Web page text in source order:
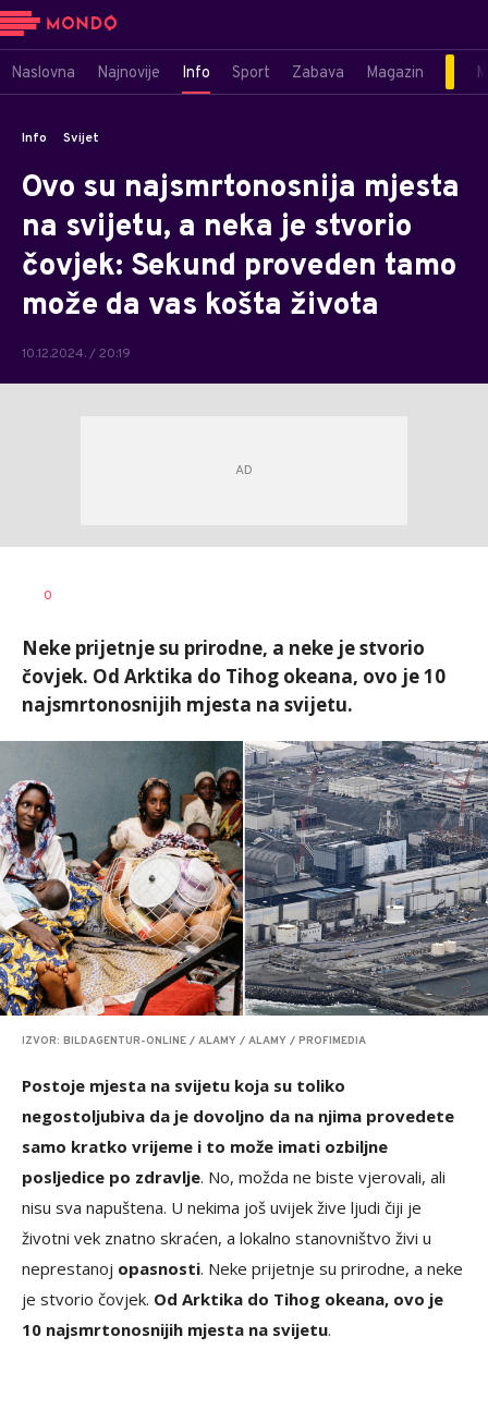
Naslovna Najnovije Info Sport Zabava Magazin
Info Svijet
Ovo su najsmrtonosnija mjesta
na svijetu, a neka je stvorio
čovjek: Sekund proveden tamo
može da vas košta života
10.12.2024. / 20:19
AUTOR
0
Neke prijetnje su prirodne, a neke je stvorio
čovjek. Od Arktika do Tihog okeana, ovo je 10
najsmrtonosnijih mjesta na svijetu.
IZVOR: BILDAGENTUR-ONLINE / ALAMY / ALAMY / PROFIMEDIA
Postoje mjesta na svijetu koja su toliko
negostoljubiva da je dovoljno da na njima provedete
samo kratko vrijeme i to može imati ozbiljne
posljedice po zdravlje. No, možda ne biste vjerovali, ali
nisu sva napuštena. U nekima još uvijek žive ljudi čiji je
životni vek znatno skraćen, a lokalno stanovništvo živi u
neprestanoj opasnosti. Neke prijetnje su prirodne, a neke
je stvorio čovjek. Od Arktika do Tihog okeana, ovo je
10 najsmrtonosnijih mjesta na svijetu.